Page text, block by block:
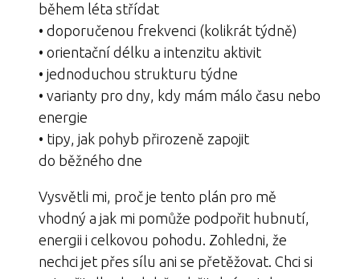
během léta střídat
• doporučenou frekvenci (kolikrát týdně)
• orientační délku a intenzitu aktivit
• jednoduchou strukturu týdne
• varianty pro dny, kdy mám málo času nebo
energie
• tipy, jak pohyb přirozeně zapojit
do běžného dne
Vysvětli mi, proč je tento plán pro mě
vhodný a jak mi pomůže podpořit hubnutí,
energii i celkovou pohodu. Zohledni, že
nechci jet přes sílu ani se přetěžovat. Chci si